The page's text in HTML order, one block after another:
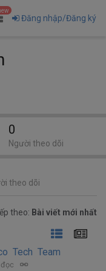
Đăng nhập/Đăng ký
theo dõi
theo: Bài viết mới nhất
Tech Team
0
Người theo dõi